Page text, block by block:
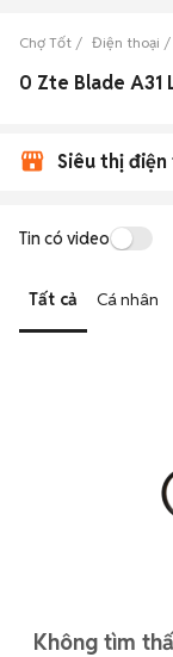
Chợ Tốt Điện thoại
Siêu thị điện
Tin có video
Tất cả Cá nhân
Không tìm